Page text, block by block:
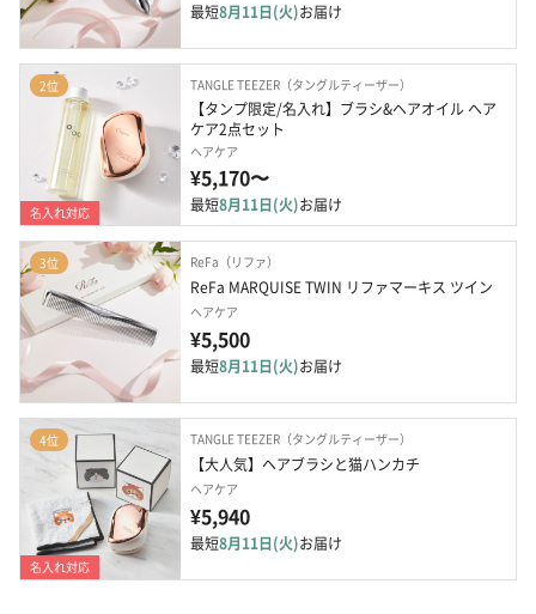
最短8月11日(火)お届け
2位
名入れ対応
TANGLE TEEZER（タングルティーザー）
【タンプ限定/名入れ】ブラシ&ヘアオイル ヘア
ケア2点セット
ヘアケア
¥5,170〜
最短8月11日(火)お届け
3位 ReFa（リファ）
ReFa MARQUISE TWIN リファマーキス ツイン
ヘアケア
¥5,500
最短8月11日(火)お届け
4位
名入れ対応
TANGLE TEEZER（タングルティーザー）
【大人気】ヘアブラシと猫ハンカチ
ヘアケア
¥5,940
最短8月11日(火)お届け